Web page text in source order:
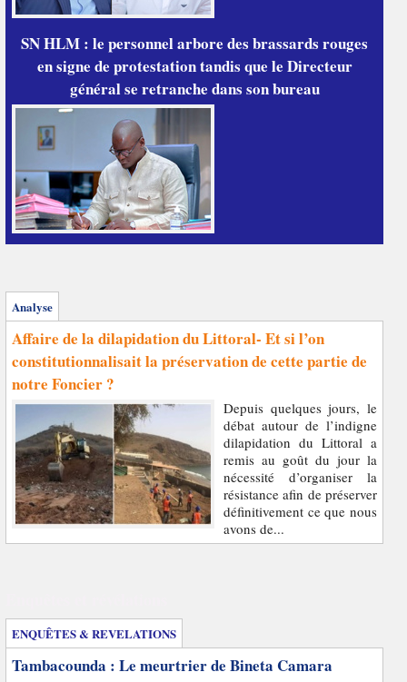
SN HLM : le personnel arbore des brassards rouges
en signe de protestation tandis que le Directeur
général se retranche dans son bureau
Analyse
Affaire de la dilapidation du Littoral- Et si l’on
constitutionnalisait la préservation de cette partie de
notre Foncier ?
Depuis quelques jours, le
débat autour de l’indigne
dilapidation du Littoral a
remis au goût du jour la
nécessité d’organiser la
résistance afin de préserver
définitivement ce que nous
avons de...
ENQUÊTES & REVELATIONS
Tambacounda : Le meurtrier de Bineta Camara